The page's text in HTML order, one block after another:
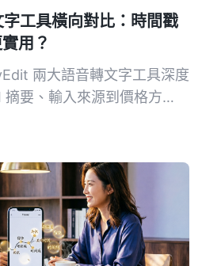
工具橫向對比：時間戳
用？
兩大語音轉文字工具深度
要、輸入來源到價格方